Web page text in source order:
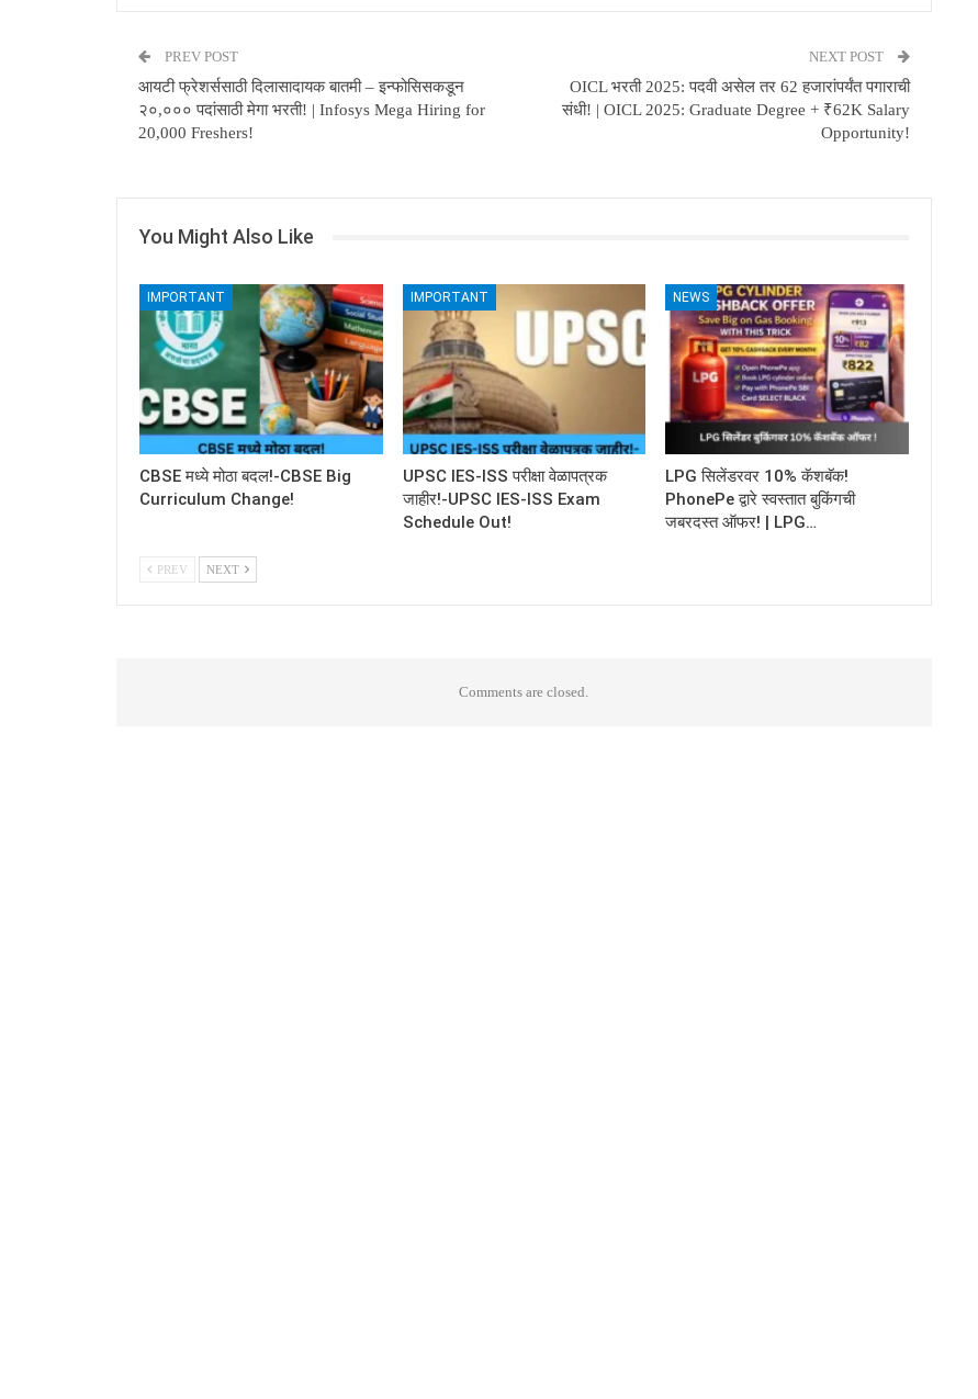
PREV POST
आयटी फ्रेशर्ससाठी दिलासादायक बातमी – इन्फोसिसकडून
२०,००० पदांसाठी मेगा भरती! | Infosys Mega Hiring for
20,000 Freshers!
NEXT POST
OICL भरती 2025: पदवी असेल तर 62 हजारांपर्यंत पगाराची
संधी! | OICL 2025: Graduate Degree + ₹62K Salary
Opportunity!
You Might Also Like
IMPORTANT
CBSE मध्ये मोठा बदल!-CBSE Big
Curriculum Change!
IMPORTANT
UPSC IES-ISS परीक्षा वेळापत्रक
जाहीर!-UPSC IES-ISS Exam
Schedule Out!
NEWS
LPG सिलेंडरवर 10% कॅशबॅक!
PhonePe द्वारे स्वस्तात बुकिंगची
जबरदस्त ऑफर! | LPG…
PREV NEXT
Comments are closed.